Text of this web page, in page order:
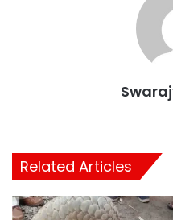
Related Articles